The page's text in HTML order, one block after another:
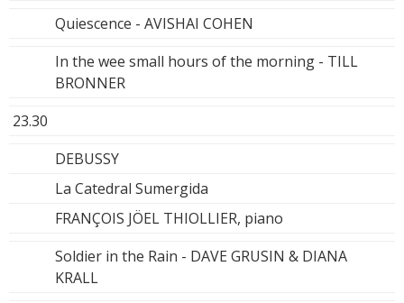
Quiescence - AVISHAI COHEN
In the wee small hours of the morning - TILL
BRONNER
23.30
DEBUSSY
La Catedral Sumergida
FRANÇOIS JÖEL THIOLLIER, piano
Soldier in the Rain - DAVE GRUSIN & DIANA
KRALL